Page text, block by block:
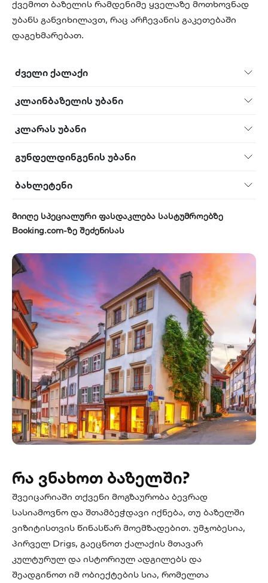
ქვემოთ ბაზელის რამდენიმე ყველაზე მოთხოვნად
უბანს განვიხილავთ, რაც არჩევანის გაკეთებაში
დაგეხმარებათ.
ძველი ქალაქი
კლაინბაზელის უბანი
კლარას უბანი
გუნდელდინგენის უბანი
ბახლეტენი
მიიღე სპეციალური ფასდაკლება სასტუმროებზე
Booking.com-ზე შეძენისას
რა ვნახოთ ბაზელში?
შვეიცარიაში თქვენი მოგზაურობა ბევრად
სასიამოვნო და შთამბეჭდავი იქნება, თუ ბაზელში
ვიზიტისთვის წინასწარ მოემზადებით. უმჯობესია,
პირველ Drigs, გაეცნოთ ქალაქის მთავარ
კულტურულ და ისტორიულ ადგილებს და
შეადგინოთ იმ ობიექტების სია, რომელთა